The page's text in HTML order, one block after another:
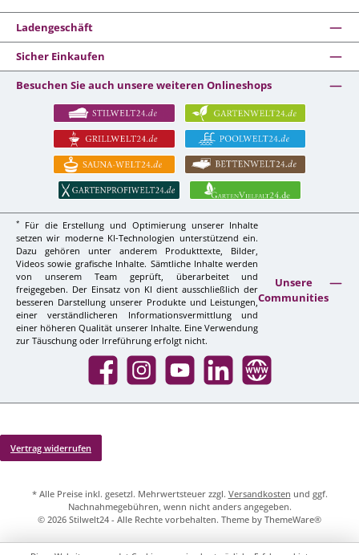
Ladengeschäft
Sicher Einkaufen
Besuchen Sie auch unsere weiteren Onlineshops
*
Für die Erstellung und Optimierung unserer Inhalte
setzen wir moderne KI-Technologien unterstützend ein.
Dazu gehören unter anderem Produkttexte, Bilder,
Videos sowie grafische Inhalte. Sämtliche Inhalte werden
von unserem Team geprüft, überarbeitet und
freigegeben. Der Einsatz von KI dient ausschließlich der
besseren Darstellung unserer Produkte und Leistungen,
einer verständlicheren Informationsvermittlung und
einer höheren Qualität unserer Inhalte. Eine Verwendung
zur Täuschung oder Irreführung erfolgt nicht.
Unsere
Communities
Facebook InstagramYouTube LinkedIn Website
Vertrag widerrufen
* Alle Preise inkl. gesetzl. Mehrwertsteuer zzgl. Versandkosten und ggf.
Nachnahmegebühren, wenn nicht anders angegeben.
© 2026 Stilwelt24 - Alle Rechte vorbehalten. Theme by ThemeWare®